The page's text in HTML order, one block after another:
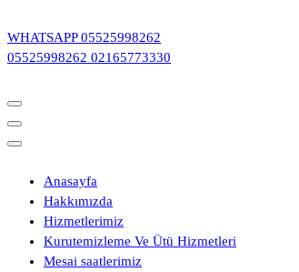
geç
WHATSAPP 05525998262
05525998262 02165773330
Anasayfa
Hakkımızda
Hizmetlerimiz
Kurutemizleme Ve Ütü Hizmetleri
Mesai saatlerimiz